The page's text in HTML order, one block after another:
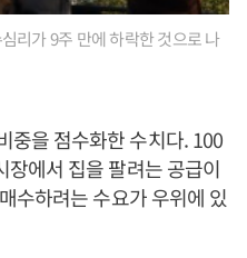
리가 9주 만에 하락한 것으로 나
중을 점수화한 수치다. 100
에서 집을 팔려는 공급이
수하려는 수요가 우위에 있